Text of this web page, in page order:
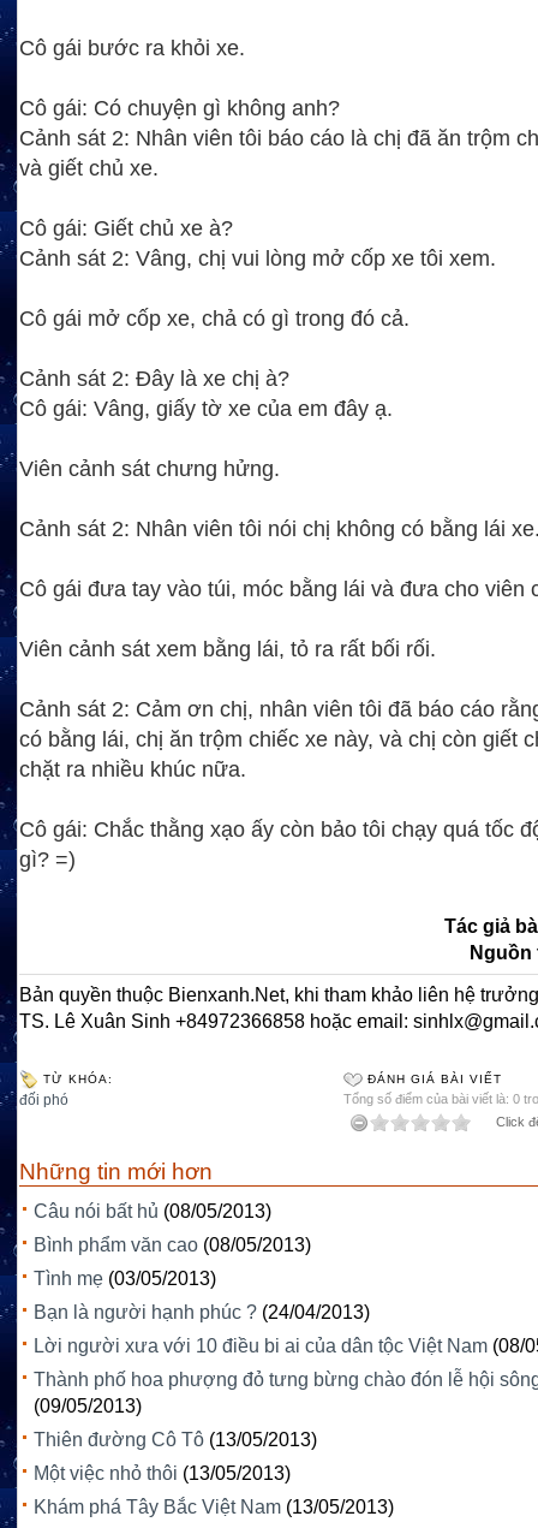
Cô gái bước ra khỏi xe.
Cô gái: Có chuyện gì không anh?
Cảnh sát 2: Nhân viên tôi báo cáo là chị đã ăn trộm
và giết chủ xe.
Cô gái: Giết chủ xe à?
Cảnh sát 2: Vâng, chị vui lòng mở cốp xe tôi xem.
Cô gái mở cốp xe, chả có gì trong đó cả.
Cảnh sát 2: Đây là xe chị à?
Cô gái: Vâng, giấy tờ xe của em đây ạ.
Viên cảnh sát chưng hửng.
Cảnh sát 2: Nhân viên tôi nói chị không có bằng lái
Cô gái đưa tay vào túi, móc bằng lái và đưa cho viên
Viên cảnh sát xem bằng lái, tỏ ra rất bối rối.
Cảnh sát 2: Cảm ơn chị, nhân viên tôi đã báo cáo
có bằng lái, chị ăn trộm chiếc xe này, và chị còn giết
chặt ra nhiều khúc nữa.
Cô gái: Chắc thằng xạo ấy còn bảo tôi chạy quá tốc
gì? =)
Tác giả
Bản quyền thuộc Bienxanh.Net, khi tham khảo liên hệ
TS. Lê Xuân Sinh +84972366858 hoặc email:
TỪ KHÓA:
đối phó
ĐÁNH GIÁ BÀI VIẾT
Tổng số điểm của bài viết là: 0
Click
Những tin mới hơn
Câu nói bất hủ (08/05/2013)
Bình phẩm văn cao (08/05/2013)
Tình mẹ (03/05/2013)
Bạn là người hạnh phúc ? (24/04/2013)
Lời người xưa với 10 điều bi ai của dân tộc Việt Nam (08/
Thành phố hoa phượng đỏ tưng bừng chào đón lễ hội
(09/05/2013)
Thiên đường Cô Tô (13/05/2013)
Một việc nhỏ thôi (13/05/2013)
Khám phá Tây Bắc Việt Nam (13/05/2013)